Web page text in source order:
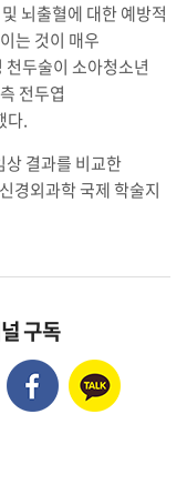
뇌출혈에 대한 예방적
는 것이 매우
두술이 소아청소년
전두엽
다.
상 결과를 비교한
경외과학 국제 학술지
구독